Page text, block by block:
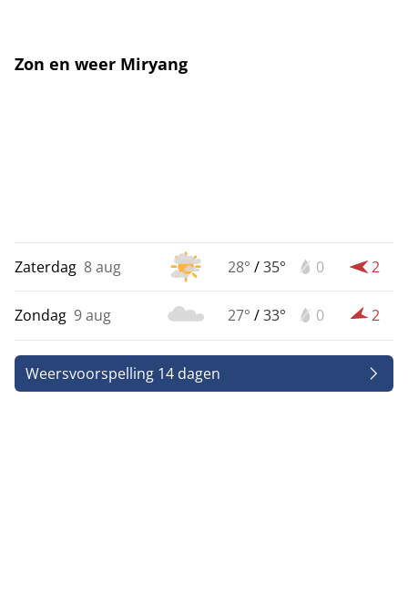
Zon en weer Miryang
Zaterdag 8 aug 28° /35° 0 2
Zondag 9 aug 27° /33° 0 2
Weersvoorspelling 14 dagen